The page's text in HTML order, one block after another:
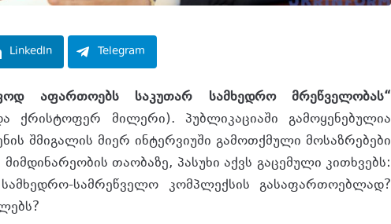
LinkedIn Telegram
აფართოებს საკუთარ სამხედრო მრეწველობას“
მილერი). პუბლიკაციაში გამოყენებულია
შმიგალის მიერ ინტერვიუში გამოთქმული მოსაზრებები
თაობაზე, პასუხი აქვს გაცემული კითხვებს:
სამრეწველო კომპლექსის გასაფართოებლად?